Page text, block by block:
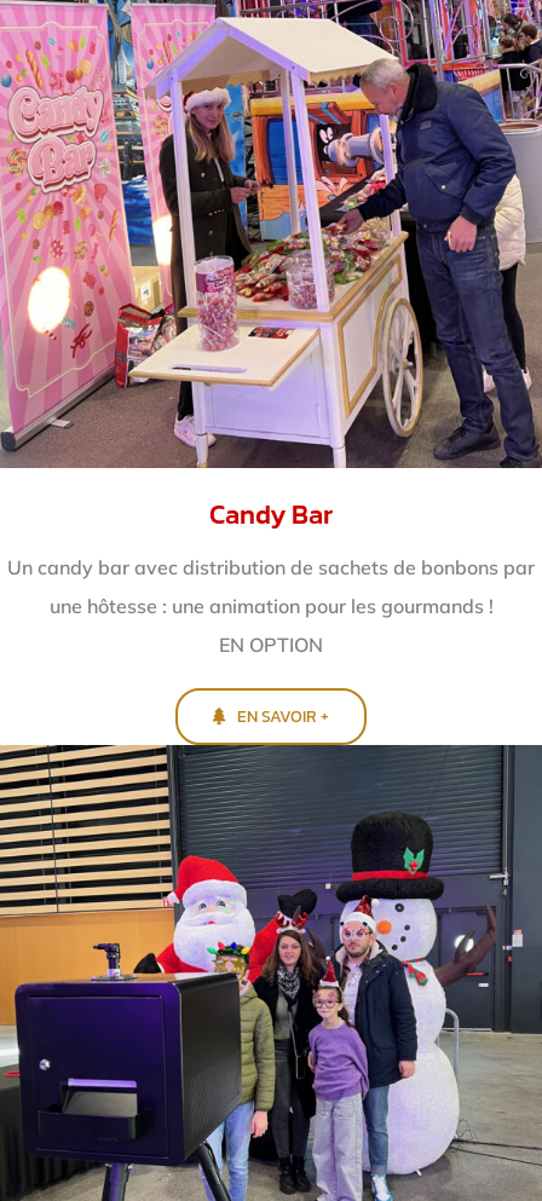
Candy Bar
Un candy bar avec distribution de sachets de bonbons par
une hôtesse : une animation pour les gourmands !
EN OPTION
EN SAVOIR +